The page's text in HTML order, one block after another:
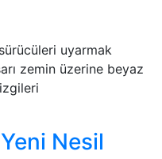
Nesil